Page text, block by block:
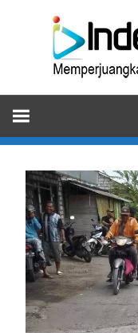
Memperjuangkan
Keadilan
dan
Kebenaran